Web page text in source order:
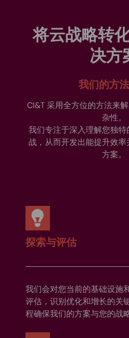
将云战略转
决方
我们的方
CI&T 采用全方位的方法来
杂性。
我们专注于深入理解您独
战，从而开发出能提升效
方案。
探索与评估
我们会对您当前的基础设施
评估，识别优化和增长的关
程确保我们的方案与您的战